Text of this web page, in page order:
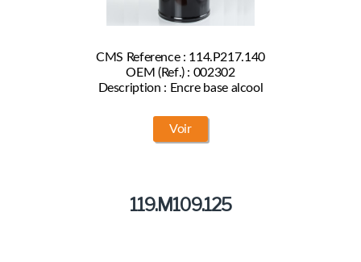
CMS Reference : 114.P217.140
OEM (Ref.) : 002302
Description : Encre base alcool
Voir
119.M109.125